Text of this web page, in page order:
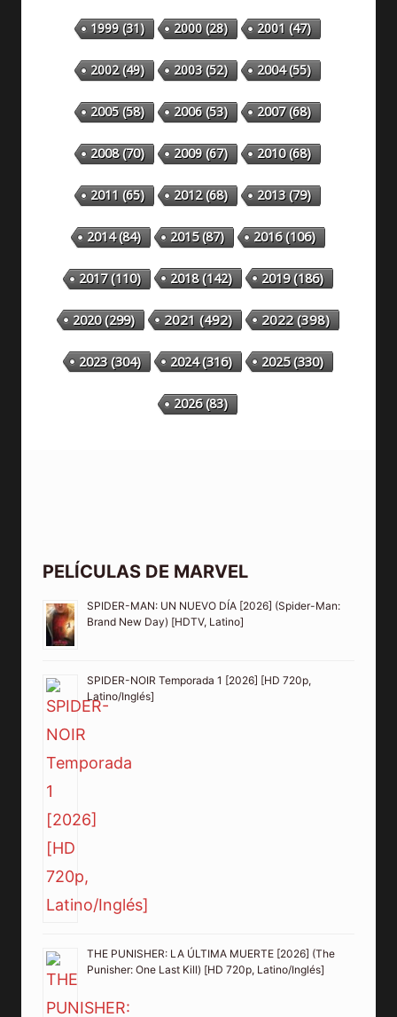
1999(31) 2000(28) 2001 (47)
2002(49) 2003(52) 2004(55)
2005(58) 2006(53) 2007(68)
2008(70) 2009(67) 2010(68)
2011 (65) 2012(68) 2013(79)
2014(84) 2015(87) 2016(106)
2017(110) 2018(142) 2019(186)
2020(299) 2021(492) 2022(398)
2023(304) 2024(316) 2025(330)
2026(83)
PELÍCULAS DE MARVEL
SPIDER-MAN: UN NUEVO DÍA [2026] (Spider-Man:
Brand New Day) [HDTV, Latino]
SPIDER-NOIR Temporada 1 [2026] [HD 720p,
Latino/Inglés]
THE PUNISHER: LA ÚLTIMA MUERTE [2026] (The
Punisher: One Last Kill) [HD 720p, Latino/Inglés]